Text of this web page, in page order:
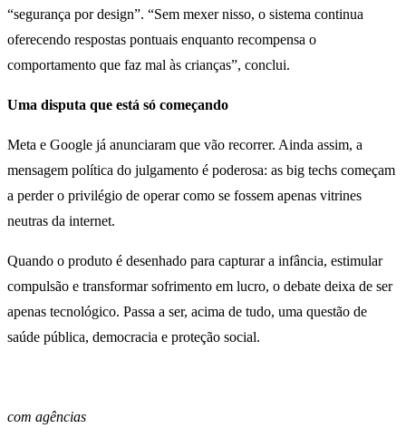
“segurança por design”. “Sem mexer nisso, o sistema continua
oferecendo respostas pontuais enquanto recompensa o
comportamento que faz mal às crianças”, conclui.
Uma disputa que está só começando
Meta e Google já anunciaram que vão recorrer. Ainda assim, a
mensagem política do julgamento é poderosa: as big techs começam
a perder o privilégio de operar como se fossem apenas vitrines
neutras da internet.
Quando o produto é desenhado para capturar a infância, estimular
compulsão e transformar sofrimento em lucro, o debate deixa de ser
apenas tecnológico. Passa a ser, acima de tudo, uma questão de
saúde pública, democracia e proteção social.
com agências